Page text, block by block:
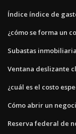
Índice índice de
¿cómo se forma un
Subastas
Ventana deslizante
¿cuál es el costo
Cómo abrir un
Reserva federal de